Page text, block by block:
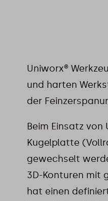
Uniworx®
und harten
der
Beim Einsatz
Kugelplatte
gewechselt
3D-Konturen mit
hat einen